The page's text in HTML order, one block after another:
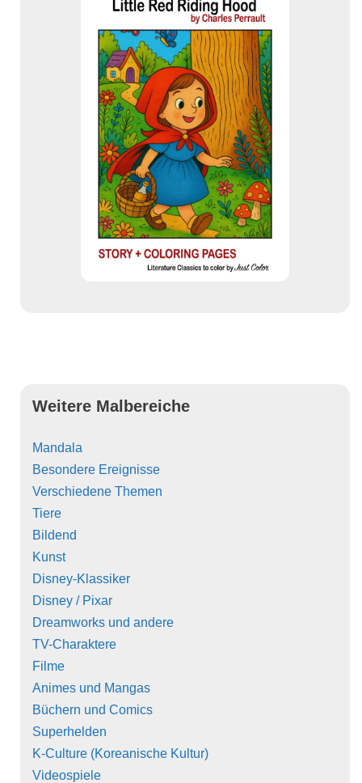
Weitere Malbereiche
Mandala
Besondere Ereignisse
Verschiedene Themen
Tiere
Bildend
Kunst
Disney-Klassiker
Disney / Pixar
Dreamworks und andere
TV-Charaktere
Filme
Animes und Mangas
Büchern und Comics
Superhelden
K-Culture (Koreanische Kultur)
Videospiele